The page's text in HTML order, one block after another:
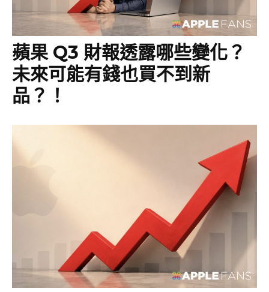
蘋果 Q3 財報透露哪些變化？
未來可能有錢也買不到新
品？！